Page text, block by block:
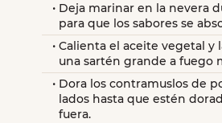
Deja marinar en la nevera
para que los sabores se
Calienta el aceite vegetal y
una sartén grande a fuego
Dora los contramuslos de
lados hasta que estén
fuera.